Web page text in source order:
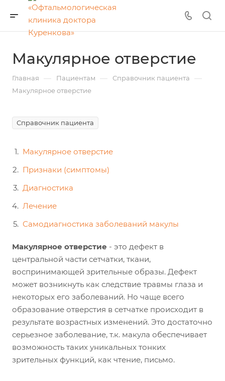
Макулярное отверстие
Главная — Пациентам — Справочник пациента —
Макулярное отверстие
Справочник пациента
Макулярное отверстие
Признаки (симптомы)
Диагностика
Лечение
Самодиагностика заболеваний макулы
Макулярное отверстие - это дефект в
центральной части сетчатки, ткани,
воспринимающей зрительные образы. Дефект
может возникнуть как следствие травмы глаза и
некоторых его заболеваний. Но чаще всего
образование отверстия в сетчатке происходит в
результате возрастных изменений. Это достаточно
серьезное заболевание, т.к. макула обеспечивает
возможность таких уникальных тонких
зрительных функций, как чтение, письмо.